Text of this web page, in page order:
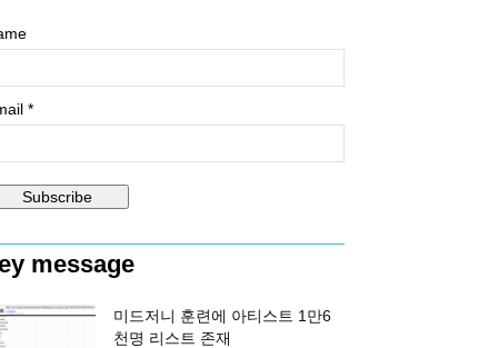
*
message
미드저니 훈련에 아티스트 1만6
천명 리스트 존재